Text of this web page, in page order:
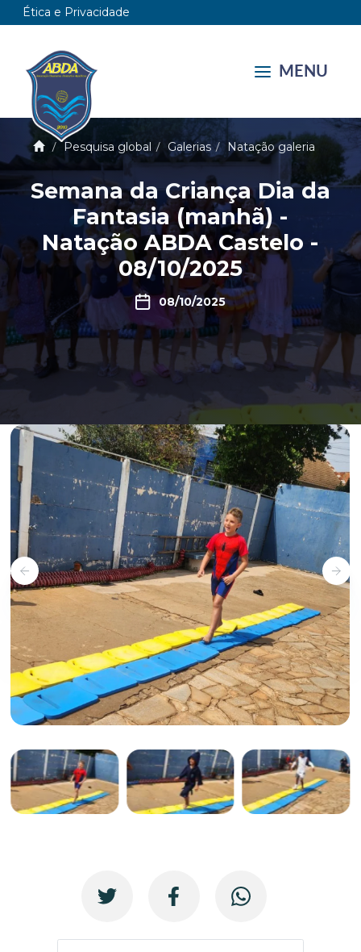
Ética e Privacidade
MENU
Pesquisa global Galerias Natação galeria
Semana da Criança Dia da
Fantasia (manhã) -
Natação ABDA Castelo -
08/10/2025
08/10/2025